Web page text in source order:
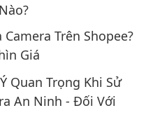
Camera Trên Shopee?
Giá
Quan Trọng Khi Sử
An Ninh - Đối Với